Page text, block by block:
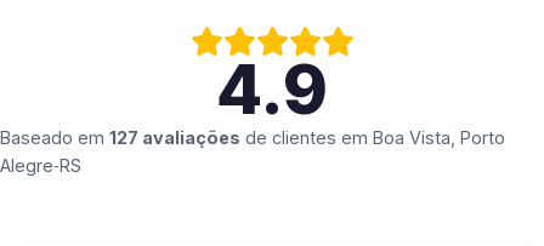
4.9
Baseado em 127 avaliações de clientes em Boa Vista, Porto
Alegre‑RS